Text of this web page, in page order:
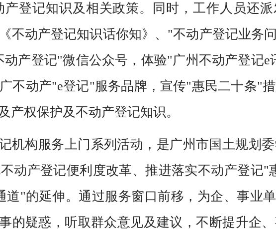
登记知识及相关政策。同时，工作人员还派
不动产登记知识话你知》、"不动产登记业务
产登记"微信公众号，体验"广州不动产登记e
不动产"e登记"服务品牌，宣传"惠民二十条"
产权保护及不动产登记知识。
机构服务上门系列活动，是广州市国土规划
动产登记便利度改革、推进落实不动产登记"
道"的延伸。通过服务窗口前移，为企、事业
的疑惑，听取群众意见及建议，不断提升企